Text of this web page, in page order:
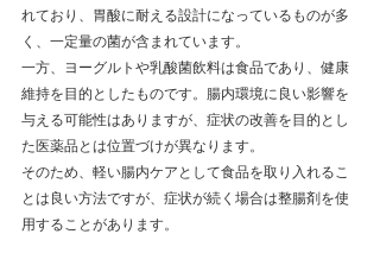
れており、胃酸に耐える設計になっているものが多
く、一定量の菌が含まれています。
一方、ヨーグルトや乳酸菌飲料は食品であり、健康
維持を目的としたものです。腸内環境に良い影響を
与える可能性はありますが、症状の改善を目的とし
た医薬品とは位置づけが異なります。
そのため、軽い腸内ケアとして食品を取り入れるこ
とは良い方法ですが、症状が続く場合は整腸剤を使
用することがあります。